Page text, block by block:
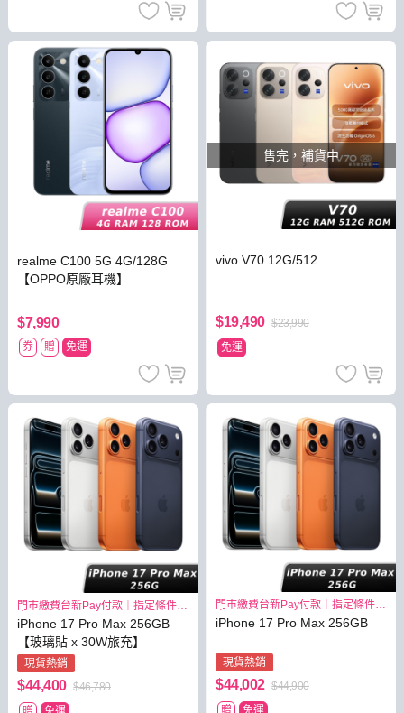
realme C100 5G 4G/128G
【OPPO原廠耳機】
$7,990
券 贈 免運
售完，補貨中
vivo V70 12G/512
$19,490 $23,990
免運
門市繳費台新Pay付款｜指定條件最
高3.8%
iPhone 17 Pro Max 256GB
【玻璃貼 x 30W旅充】
現貨熱銷
$44,400 $46,780
門市繳費台新Pay付款｜指定條件最
高3.8%
iPhone 17 Pro Max 256GB
現貨熱銷
$44,002 $44,900